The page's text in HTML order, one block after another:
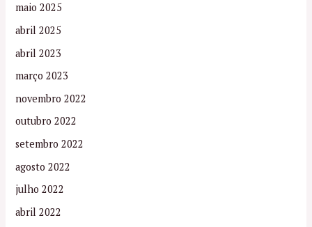
maio 2025
abril 2025
abril 2023
março 2023
novembro 2022
outubro 2022
setembro 2022
agosto 2022
julho 2022
abril 2022